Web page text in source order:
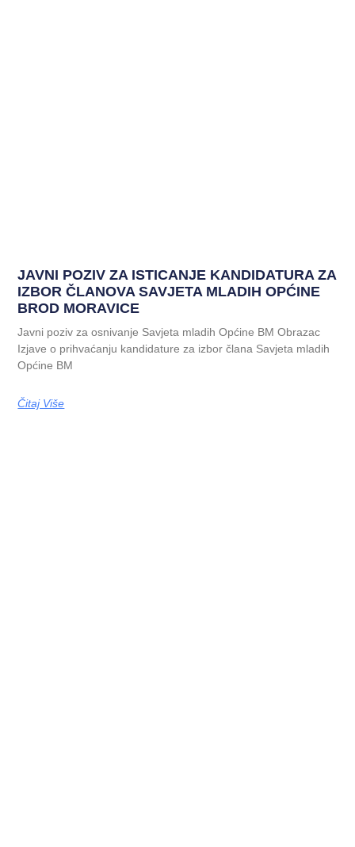
JAVNI POZIV ZA ISTICANJE KANDIDATURA ZA
IZBOR ČLANOVA SAVJETA MLADIH OPĆINE
BROD MORAVICE
Javni poziv za osnivanje Savjeta mladih Općine BM Obrazac
Izjave o prihvaćanju kandidature za izbor člana Savjeta mladih
Općine BM
Čitaj Više